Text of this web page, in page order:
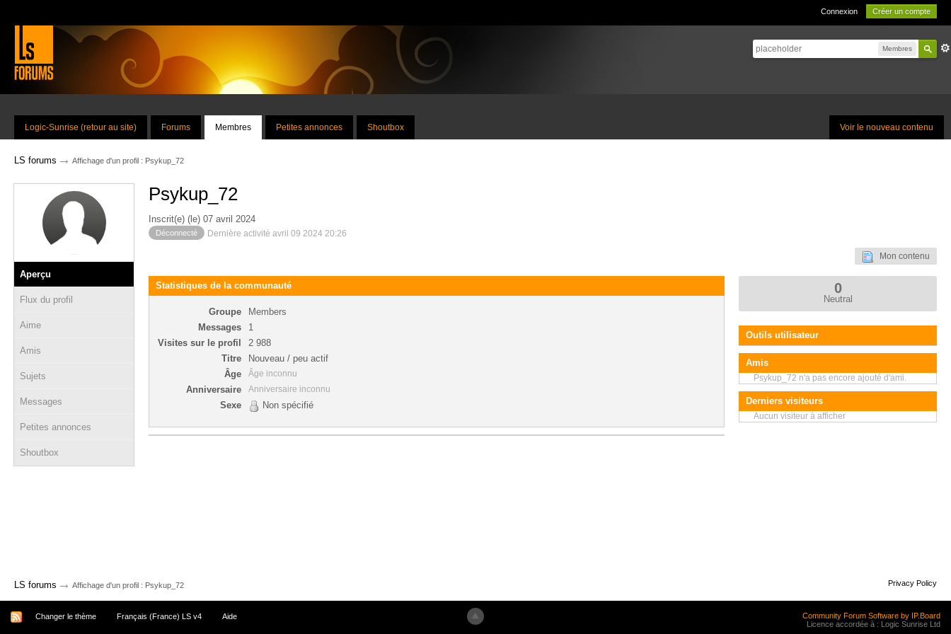
Connexion Créer un compte
Membres
Voir le nouveau contenu
Logic-Sunrise (retour au site) Forums Membres Petites annonces Shoutbox
LS forums → Affichage d'un profil : Psykup_72
Aperçu
Flux du profil
Aime
Amis
Sujets
Messages
Petites annonces
Shoutbox
Psykup_72
Inscrit(e) (le) 07 avril 2024
Déconnecté Dernière activité avril 09 2024 20:26
Mon contenu
Statistiques de la communauté
Groupe
Members
Messages
1
Visites sur le profil
2 988
Titre
Nouveau / peu actif
Âge
Âge inconnu
Anniversaire Anniversaire inconnu
Sexe Non spécifié
0
Neutral
Outils utilisateur
Amis
Psykup_72 n'a pas encore ajouté d'ami.
Derniers visiteurs
Aucun visiteur à afficher
LS forums → Affichage d'un profil : Psykup_72 Privacy Policy
Changer le thème Français (France) LS v4 Aide
Community Forum Software by IP.Board
Licence accordée à : Logic Sunrise Ltd